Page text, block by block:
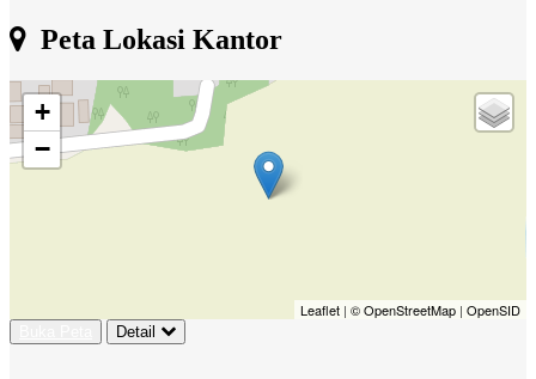
Peta Lokasi Kantor
+
−
Leaflet | © OpenStreetMap | OpenSID
Detail